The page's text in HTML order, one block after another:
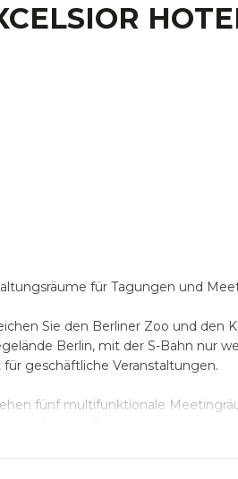
für Tagungen und
Sie den Berliner Zoo und den
Berlin, mit der S-Bahn nur
geschäftliche Veranstaltungen.
fünf multifunktionale
Tagungstechnik ausgestattet und
Raum steht ein Telefon.